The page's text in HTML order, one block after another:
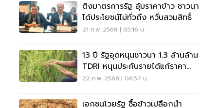
ติงมาตรการรัฐ อุ้มราคาข้าว ชาวนา
ได้ประโยชน์ไม่ทั่วถึง หวั่นสวมสิทธิ์
21 ก.พ. 2568 | 05:16 น.
13 ปี รัฐอุดหนุนชาวนา 1.3 ล้านล้าน
TDRI หนุนประกันรายได้แก้ราคา
ข้าวร่วง
22 ก.พ. 2568 | 06:57 น.
เอกชนโวยรัฐ ซื้อข้าวเปลือกนำ